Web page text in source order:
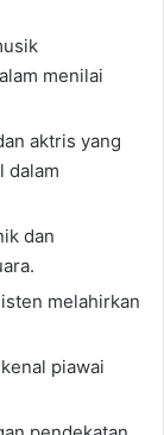
menilai
aktris yang
dalam
dan
melahirkan
piawai